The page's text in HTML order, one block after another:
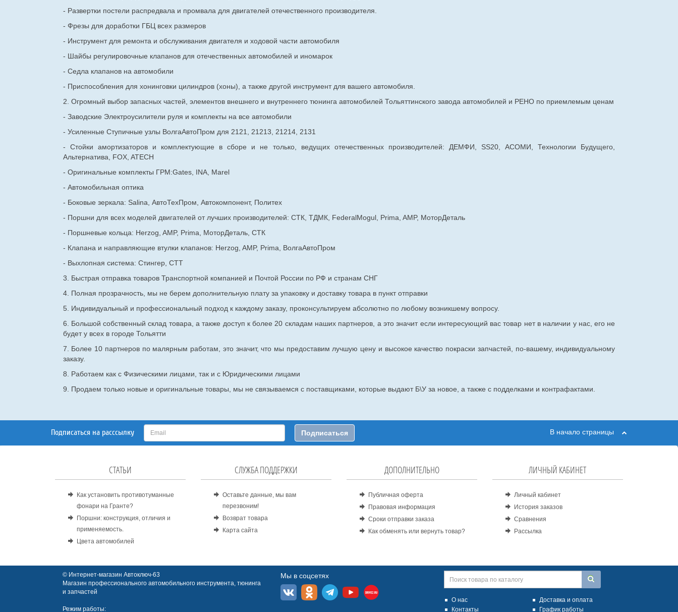
- Развертки постели распредвала и промвала для двигателей отечественного производителя.
- Фрезы для доработки ГБЦ всех размеров
- Инструмент для ремонта и обслуживания двигателя и ходовой части автомобиля
- Шайбы регулировочные клапанов для отечественныхавтомобилей и иномарок
- Седла клапанов на автомобили
- Приспособления для хонинговки цилиндров (хоны), а также другой инструмент для вашего автомобиля.
2. Огромный выбор запасных частей, элементов внешнего и внутреннего тюнинга автомобилей Тольяттинского завода автомобилей и РЕНО по приемлемым ценам
- Заводские Электроусилители руля и комплекты на все автомобили
- Усиленные Ступичные узлы ВолгаАвтоПром для 2121, 21213, 21214, 2131
- Стойки амортизаторов и комплектующие в сборе и не только, ведущих отечественных производителей: ДЕМФИ, SS20, АСОМИ, Технологии Будущего,
Альтернатива, FOX, ATECH
- Оригинальные комплекты ГРМ:Gates, INA, Marel
- Автомобильная оптика
- Боковые зеркала: Salina, АвтоТехПром, Автокомпонент, Политех
- Поршни для всех моделей двигателей от лучших производителей: СТК, ТДМК, FederalMogul, Prima, AMP, МоторДеталь
- Поршневые кольца: Herzog, AMP, Prima, МоторДеталь, СТК
- Клапана и направляющие втулки клапанов: Herzog, AMP, Prima, ВолгаАвтоПром
- Выхлопная система: Стингер, СТТ
3. Быстрая отправка товаров Транспортной компанией и Почтой России по РФ и странам СНГ
4. Полная прозрачность, мы не берем дополнительную плату за упаковку и доставку товара в пункт отправки
5. Индивидуальный и профессиональный подход к каждому заказу, проконсультируем абсолютно по любому возникшему вопросу.
6. Большой собственный склад товара, а также доступ к более 20 складам наших партнеров, а это значит если интересующий вас товар нет в наличии у нас, его не
будет у всех в городе Тольятти
7. Более 10 партнеров по малярным работам, это значит, что мы предоставим лучшую цену и высокое качество покраски запчастей, по-вашему, индивидуальному
заказу.
8. Работаем как с Физическими лицами, так и с Юридическими лицами
9. Продаем только новые и оригинальные товары, мы не связываемся с поставщиками, которые выдают Б\У за новое, а также с подделками и контрафактами.
Подписаться на расссылку Подписаться В начало страницы
СТАТЬИ
Как установить противотуманные
фонари на Гранте?
Поршни: конструкция, отличия и
применяемость.
Цвета автомобилей
СЛУЖБА ПОДДЕРЖКИ
Оставьте данные, мы вам
перезвоним!
Возврат товара
Карта сайта
ДОПОЛНИТЕЛЬНО
Публичная оферта
Правовая информация
Сроки отправки заказа
Как обменять или вернуть товар?
ЛИЧНЫЙ КАБИНЕТ
Личный кабинет
История заказов
Сравнения
Рассылка
© Интернет-магазин Автоключ-63
Магазин профессионального автомобильного инструмента, тюнинга
и запчастей
Режим работы:
Мы в соцсетях
О нас
Доставка и оплата
Контакты
График работы